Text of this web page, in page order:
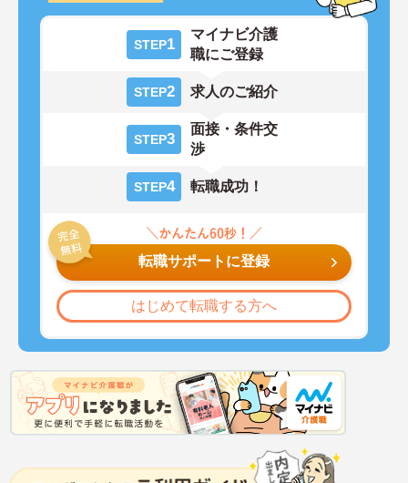
STEP1
マイナビ介護
職にご登録
STEP2 求人のご紹介
STEP3
面接・条件交
渉
STEP4 転職成功！
転職サポートに登録
はじめて転職する方へ